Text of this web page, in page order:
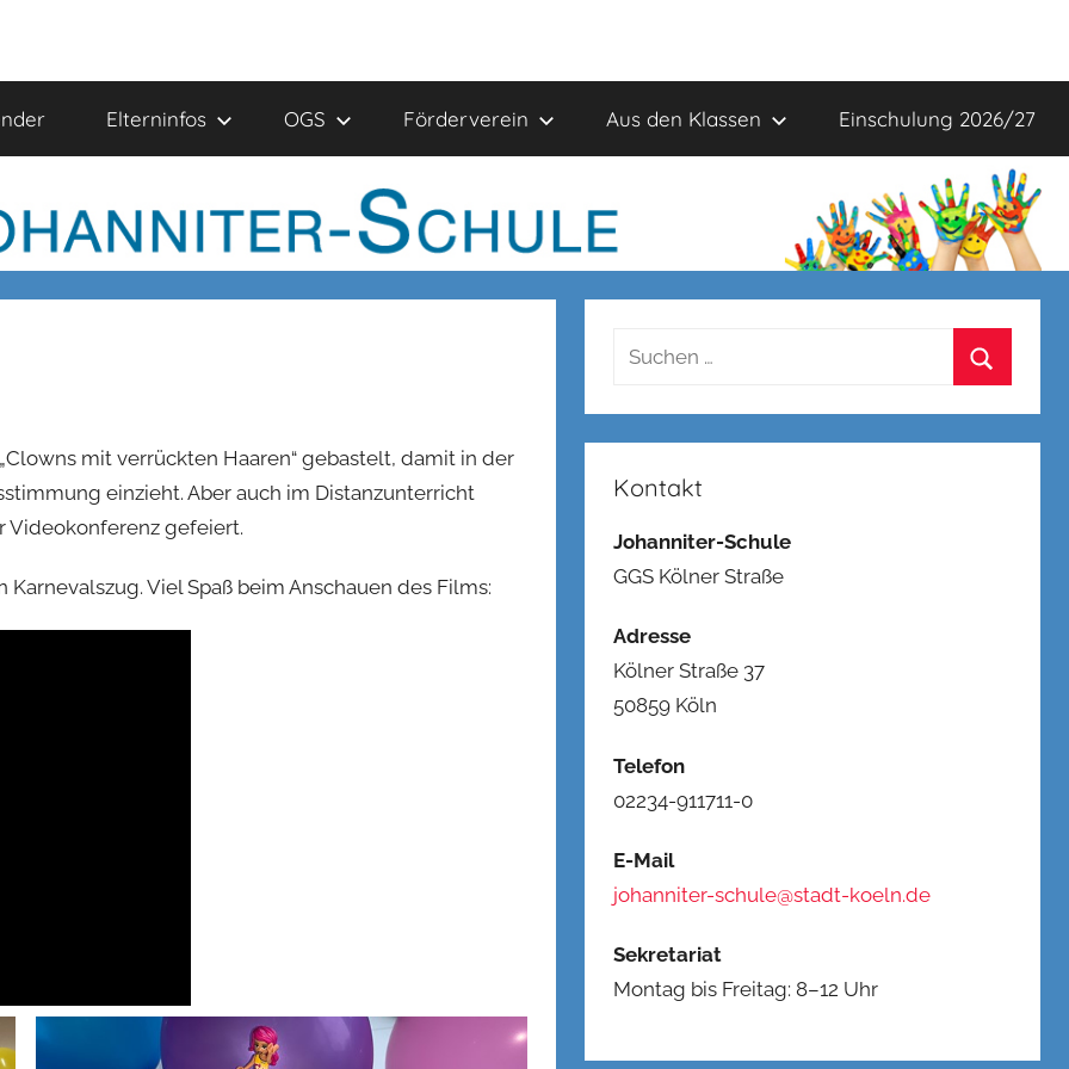
Elterninfos OGS Förderverein Aus den Klassen Einschulung 2026/27
mit verrückten Haaren“ gebastelt, damit in der
einzieht. Aber auch im Distanzunterricht
Videokonferenz gefeiert.
Viel Spaß beim Anschauen des Films:
Suchen
Kontakt
Johanniter-Schule
GGS Kölner Straße
Adresse
Kölner Straße 37
50859 Köln
Telefon
02234-911711-0
E-Mail
johanniter-schule@stadt-koeln.de
Sekretariat
Montag bis Freitag: 8–12 Uhr